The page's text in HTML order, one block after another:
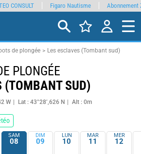
de plongée Les esclaves (Tombant sud)
PLONGÉE
(TOMBANT SUD)
W Lat : 43°28’,626 N Alt : 0m
SAM
08
DIM
09
LUN
10
MAR
11
MER
12
CONSULT Figaro Nautisme Abonnement